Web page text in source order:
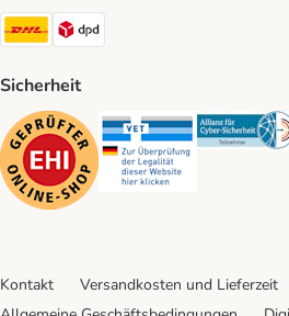
DHL Shipping Method
Sicherheit
Security Security
Kontakt Versandkosten und Lieferzeit